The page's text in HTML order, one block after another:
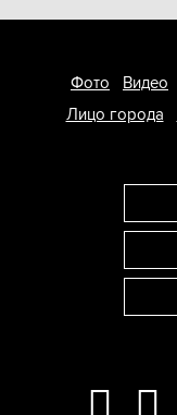
Фото Видео
Лицо города